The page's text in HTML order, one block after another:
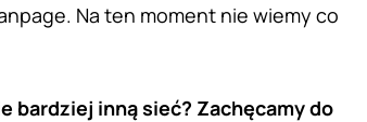
Na ten moment nie wiemy co
bardziej inną sieć? Zachęcamy do